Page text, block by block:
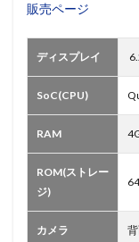
販売ページ
ディスプレイ
SoC(CPU)
RAM
ROM(ストレー
ジ)
カメラ